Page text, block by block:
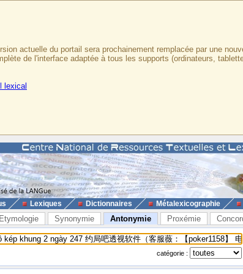
actuelle du portail sera prochainement remplacée par une
de l'interface adaptée à tous les supports (ordinateurs,
lexical
Lexiques Dictionnaires Métalexicographie
Etymologie Synonymie Antonymie Proxémie
catégorie :